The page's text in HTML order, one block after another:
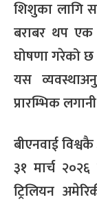
शिशुका लागि
बराबर थप एक
घोषणा गरेको छ
यस
प्रारम्भिक
बीएनवाई
३१ मार्च
ट्रिलियन